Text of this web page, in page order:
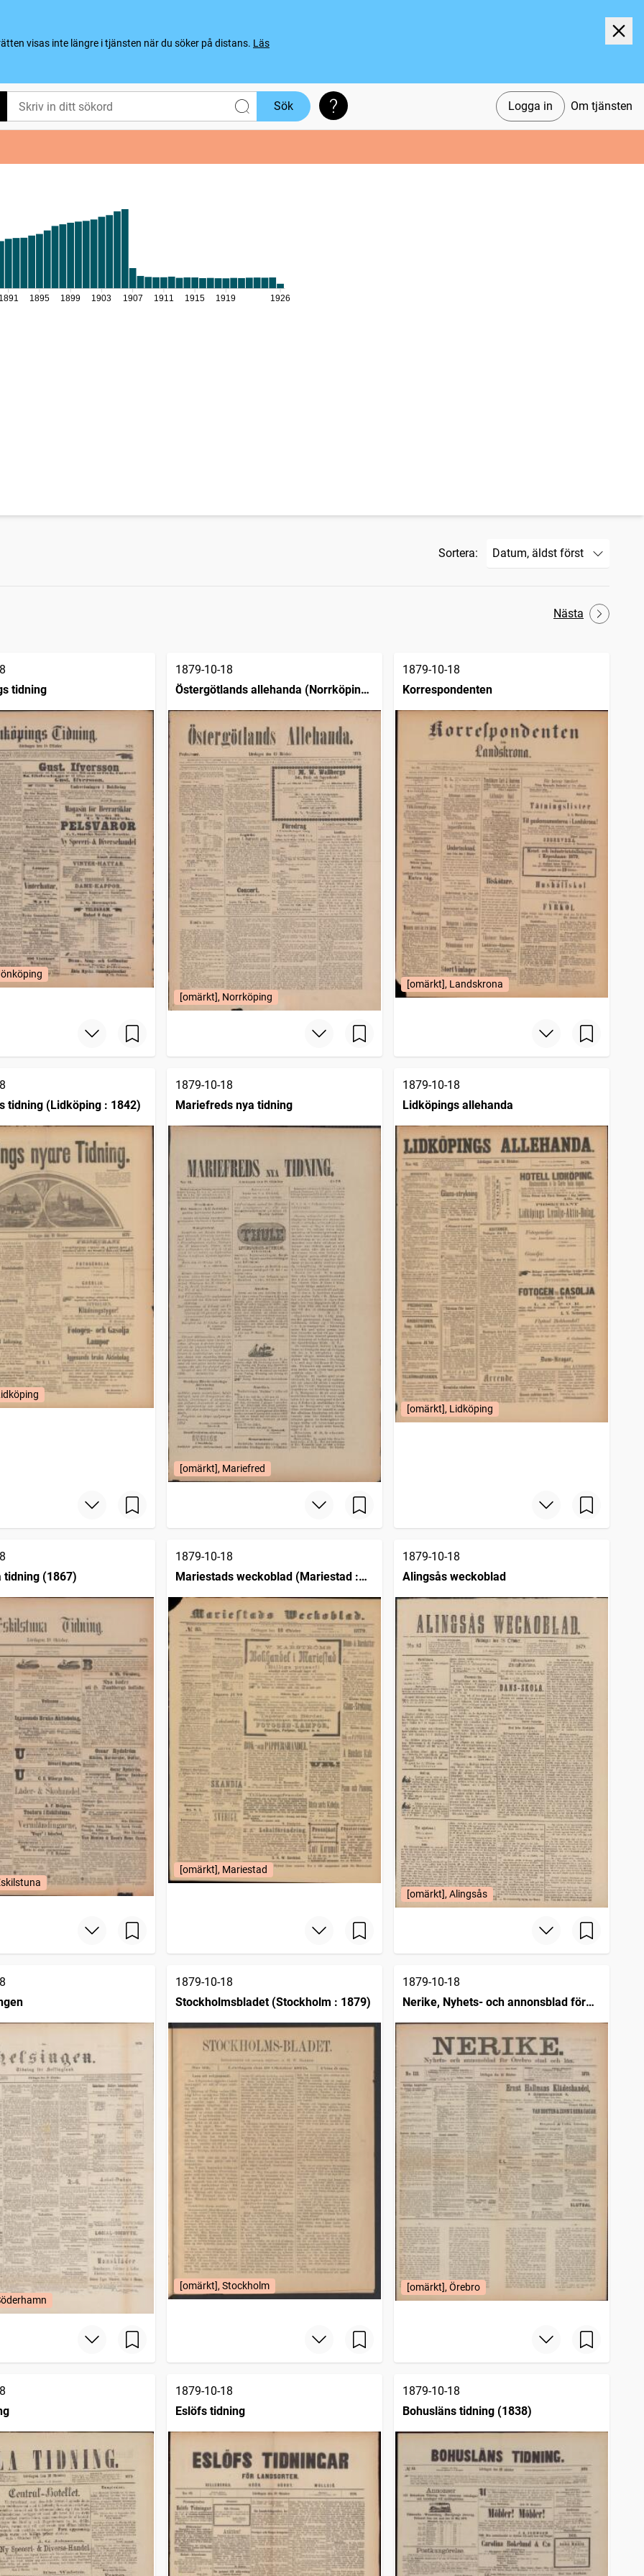
visas inte längre i tjänsten när du söker på distans. Läs
Logga in Om tjänsten
Sök Söktips
1891 1895 1899 1903 1907 1911 1915 1919 1926
Sortera:
Nästa
tidning
1879-10-18
Östergötlands allehanda (Norrköping :
1879)
[omärkt], Norrköping
1879-10-18
Korrespondenten
[omärkt], Landskrona
tidning (Lidköping : 1842)
1879-10-18
Mariefreds nya tidning
[omärkt], Mariefred
1879-10-18
Lidköpings allehanda
[omärkt], Lidköping
tidning (1867)
1879-10-18
Mariestads weckoblad (Mariestad :
1834)
[omärkt], Mariestad
1879-10-18
Alingsås weckoblad
[omärkt], Alingsås
1879-10-18
Stockholmsbladet (Stockholm : 1879)
[omärkt], Stockholm
1879-10-18
Nerike, Nyhets- och annonsblad för
Örebro stad och län
[omärkt], Örebro
1879-10-18
Eslöfs tidning
1879-10-18
Bohusläns tidning (1838)